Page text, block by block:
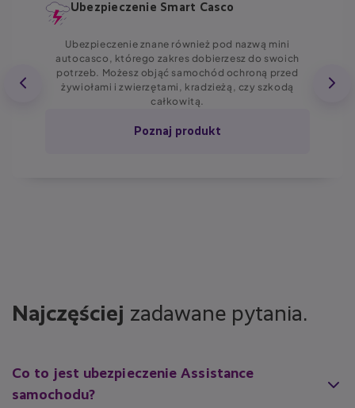
Ubezpieczenie Smart Casco
Ubezpieczenie znane również pod nazwą mini
autocasco, którego zakres dobierzesz do swoich
potrzeb. Możesz objąć samochód ochroną przed
żywiołami i zwierzętami, kradzieżą, czy szkodą
całkowitą.
Poznaj produkt
Najczęściej zadawane pytania.
Co to jest ubezpieczenie Assistance
samochodu?